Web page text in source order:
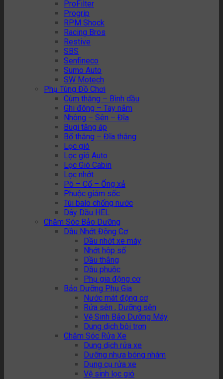
ProFilter
Progrip
RPM Shock
Racing Bros
Restive
SBS
Senfineco
Sumo Auto
SW Motech
Phụ Tùng Đồ Chơi
Cùm thắng – Bình dầu
Ghi đông – Tay nắm
Nhông – Sên – Đĩa
Bugi tăng áp
Bố thắng – Đĩa thắng
Lọc gió
Lọc gió Auto
Lọc Gió Cabin
Lọc nhớt
Pô – Cổ – Ống xả
Phuộc giảm sốc
Túi balo chống nước
Dây Dầu HEL
Chăm Sóc Bảo Dưỡng
Dầu Nhớt Động Cơ
Dầu nhớt xe máy
Nhớt hộp số
Dầu thắng
Dầu phuộc
Phụ gia động cơ
Bảo Dưỡng Phụ Gia
Nước mát động cơ
Rửa sên , Dưỡng sên
Vệ Sinh Bảo Dưỡng Máy
Dung dịch bôi trơn
Chăm Sóc Rửa Xe
Dung dịch rửa xe
Dưỡng nhựa bóng nhám
Dụng cụ rửa xe
Vệ sinh lọc gió